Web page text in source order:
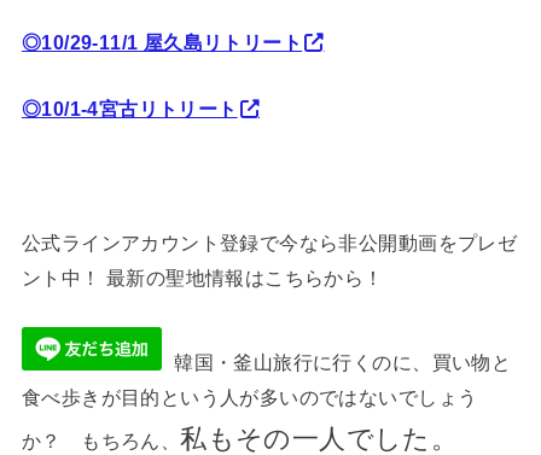
◎10/29-11/1 屋久島リトリート
◎10/1-4宮古リトリート
公式ラインアカウント登録で今なら非公開動画をプレゼ
ント中！ 最新の聖地情報はこちらから！
韓国・釜山旅行に行くのに、買い物と
食べ歩きが目的という人が多いのではないでしょう
か？ もちろん、私もその一人でした。